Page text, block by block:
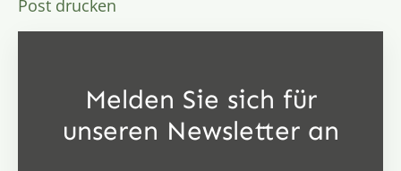
Post drucken
Melden Sie sich für
unseren Newsletter an